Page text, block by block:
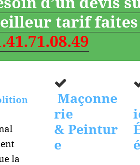
tarif faites
la
Maçonne
rie
& Peintur
e